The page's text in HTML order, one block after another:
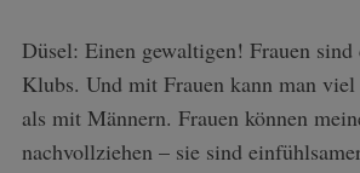
Düsel: Einen gewaltigen! Frauen sind
Klubs. Und mit Frauen kann man viel
als mit Männern. Frauen können
nachvollziehen – sie sind